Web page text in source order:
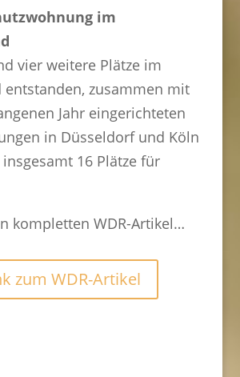
im
vier weitere Plätze im
entstanden, zusammen mit
Jahr eingerichteten
in Düsseldorf und Köln
16 Plätze für
kompletten WDR-Artikel…
zum WDR-Artikel